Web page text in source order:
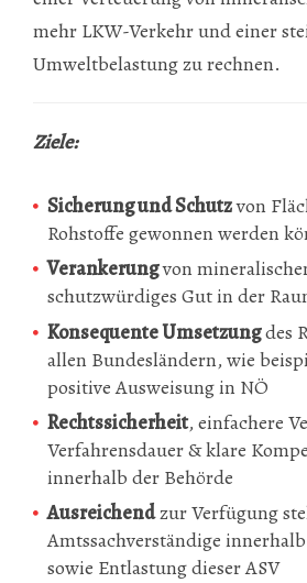
mehr LKW-Verkehr und einer
Umweltbelas­tung zu rechnen.
Ziele:
Sicherung und Schutzvon
Rohstoffe gewonnen werden
Verankerungvon
schutzwürdiges Gut in der
Konsequente Umsetzungdes
allen Bundesländern, wie
positive Ausweisung in NÖ
Rechtssicherheit, einfachere
Verfahrensdauer & klare
innerhalb der Behörde
Ausreichendzur Verfügung
Amtssachverständige
sowie Entlastung dieser ASV